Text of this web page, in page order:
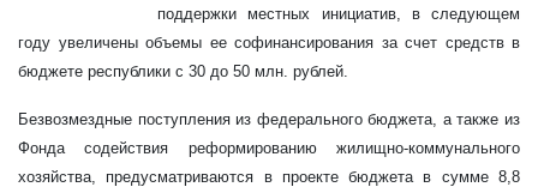
поддержки местных инициатив, в следующем
году увеличены объемы ее софинансирования за счет средств в
бюджете республики с 30 до 50 млн. рублей.
Безвозмездные поступления из федерального бюджета, а также из
Фонда содействия реформированию жилищно-коммунального
хозяйства, предусматриваются в проекте бюджета в сумме 8,8